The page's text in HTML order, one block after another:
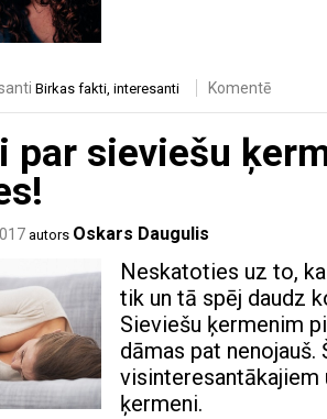
Birkas fakti interesanti Komentē
par sieviešu
autors Oskars Daugulis
Neskatoties uz to,
tik un tā spēj daudz
Sieviešu ķermenim
dāmas pat
visinteresantākajiem
ķermeni.